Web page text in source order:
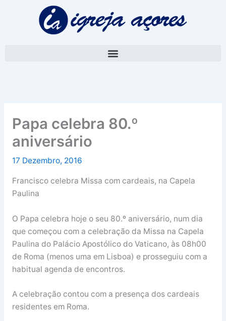
Papa celebra 80.º
aniversário
17 Dezembro, 2016
Francisco celebra Missa com cardeais, na Capela
Paulina
O Papa celebra hoje o seu 80.º aniversário, num dia
que começou com a celebração da Missa na Capela
Paulina do Palácio Apostólico do Vaticano, às 08h00
de Roma (menos uma em Lisboa) e prosseguiu com a
habitual agenda de encontros.
A celebração contou com a presença dos cardeais
residentes em Roma.